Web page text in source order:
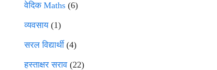
वेदिक Maths (6)
व्यवसाय(1)
सरल विद्यार्थी(4)
हस्ताक्षर सराव (22)